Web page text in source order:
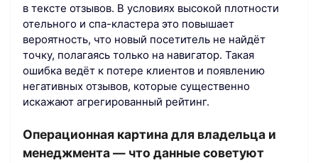
в тексте отзывов. В условиях высокой плотности
отельного и спа-кластера это повышает
вероятность, что новый посетитель не найдёт
точку, полагаясь только на навигатор. Такая
ошибка ведёт к потере клиентов и появлению
негативных отзывов, которые существенно
искажают агрегированный рейтинг.
Операционная картина для владельца и
менеджмента — что данные советуют